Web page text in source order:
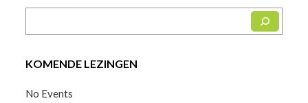
KOMENDE LEZINGEN
No Events